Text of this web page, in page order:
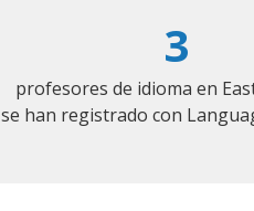
3
profesores de idioma en
se han registrado con